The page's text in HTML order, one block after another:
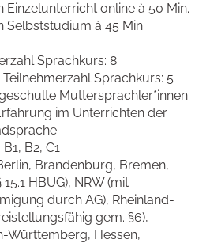
Einzelunterricht online à 50 Min.
Selbststudium à 45 Min.
Sprachkurs: 8
Sprachkurs: 5
Muttersprachler*innen
im Unterrichten der
B2, C1
Brandenburg, Bremen,
HBUG), NRW (mit
durch AG), Rheinland-
gem. §6),
Württemberg, Hessen,